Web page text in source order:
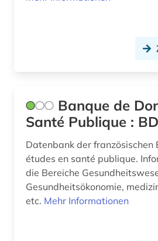
geschichte 1741 - 1927 (1)
geschichte 1751-1772 (1)
geschichte 1791-1901 (1)
geschichte 1800-1950 (1)
geschichte 1839-1855 (1)
Banque de
Santé Publique :
Datenbank der französischen
études en santé publique.
die Bereiche
Gesundheitsökonomie,
etc. Mehr Informationen